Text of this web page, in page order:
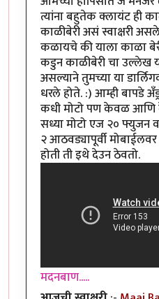
त्यांना बहुतेक क्लायंट ही
काळीबेरी असं स्वाक्षरी
कळायचे की याला काळा
कडुन काळीबेरी चा उल्लेख
असल्याने तुमच्या या
धरले होते. :) आम्ही बापडे
कधी मोटो पण केवळ आणि
सध्या मोटो एज २० फ्युजन
२ आठवड्यापूर्वी
होती ती इथे देउन ठेवतो.
मदनबाण.....